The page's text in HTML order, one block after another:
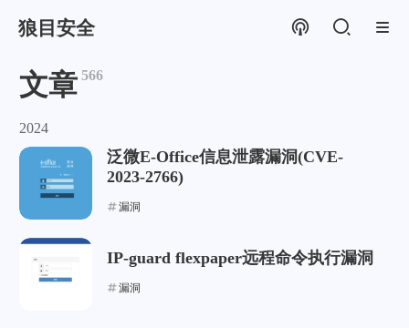
狼目安全
文章 566
2024
泛微E-Office信息泄露漏洞(CVE-
2023-2766)
漏洞
IP-guard flexpaper远程命令执行漏洞
漏洞